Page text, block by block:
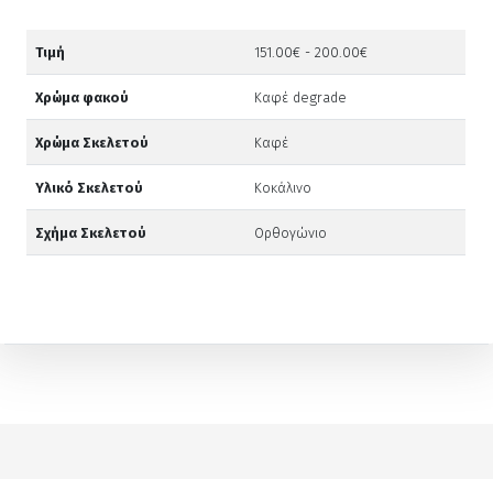
Τιμή 151.00€ - 200.00€
Χρώμα φακού Καφέ degrade
Χρώμα Σκελετού Καφέ
Υλικό Σκελετού Κοκάλινο
Σχήμα Σκελετού Ορθογώνιο